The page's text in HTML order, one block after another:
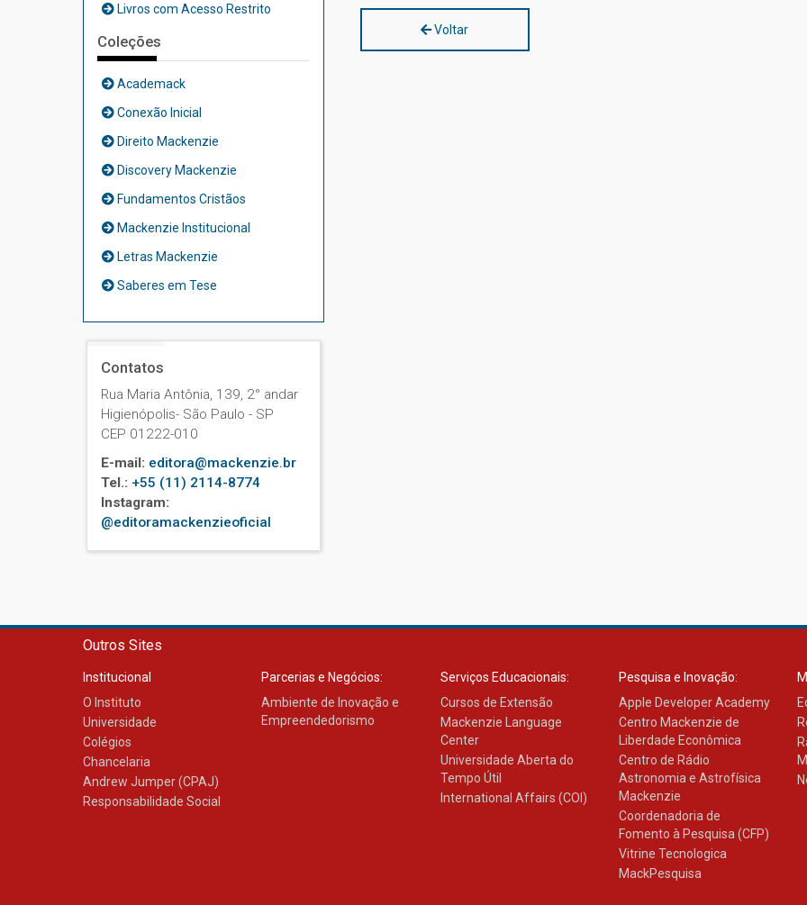
Livros com Acesso Restrito
Coleções
Academack
Conexão Inicial
Direito Mackenzie
Discovery Mackenzie
Fundamentos Cristãos
Mackenzie Institucional
Letras Mackenzie
Saberes em Tese
Contatos
Rua Maria Antônia, 139, 2° andar
Higienópolis- São Paulo - SP
CEP 01222-010
E-mail: editora@mackenzie.br
Tel.: +55 (11) 2114-8774
Instagram:
@editoramackenzieoficial
Voltar
Outros Sites
Institucional
O Instituto
Universidade
Colégios
Chancelaria
Andrew Jumper (CPAJ)
Responsabilidade Social
Parcerias e Negócios:
Ambiente de Inovação e
Empreendedorismo
Serviços Educacionais:
Cursos de Extensão
Mackenzie Language
Center
Universidade Aberta do
Tempo Útil
International Affairs (COI)
Pesquisa e Inovação:
Apple Developer Academy
Centro Mackenzie de
Liberdade Econômica
Centro de Rádio
Astronomia e Astrofísica
Mackenzie
Coordenadoria de
Fomento à Pesquisa (CFP)
Vitrine Tecnologica
MackPesquisa